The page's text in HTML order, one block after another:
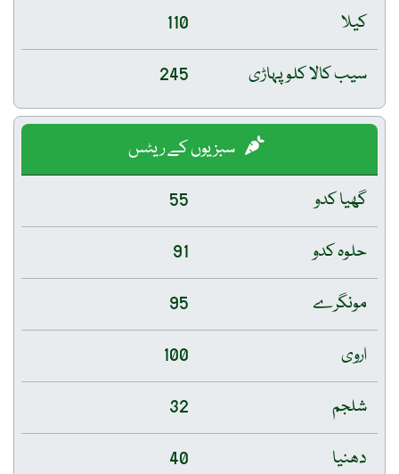
کیلا
110
سیب کالا کلو پہاڑی
245
سبزیوں کے ریٹس
گھیا کدو
55
حلوہ کدو
91
مونگرے
95
اروی
100
شلجم
32
دھنیا
40